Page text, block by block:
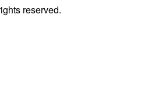
reserved.